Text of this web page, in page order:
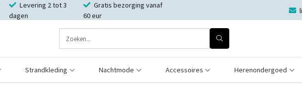
Levering 2 tot 3
dagen
Gratis bezorging vanaf
60 eur
Strandkleding Nachtmode Accessoires Herenondergoed